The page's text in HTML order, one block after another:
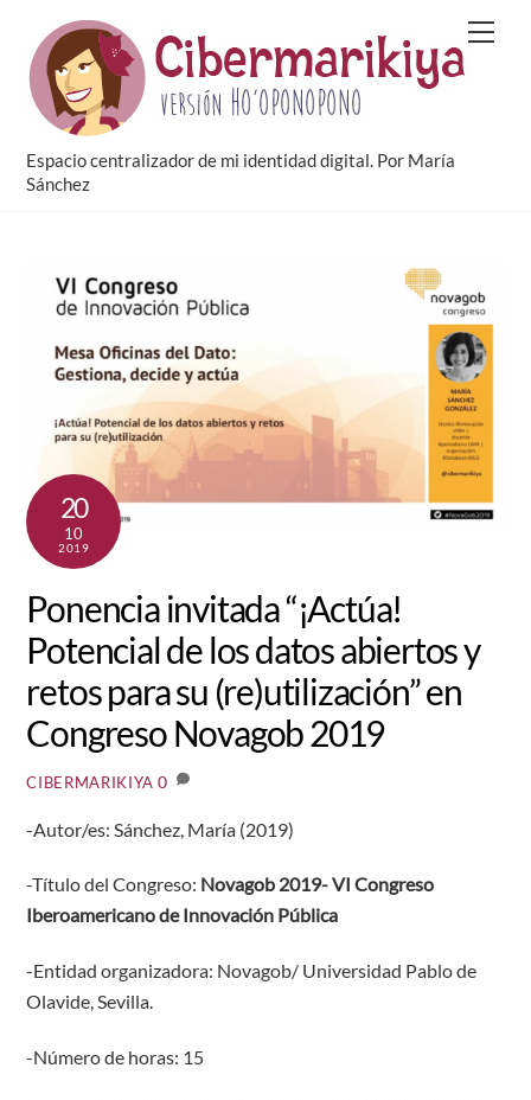
content
Espacio centralizador de mi identidad digital. Por María
Sánchez
20
10
2019
Ponencia invitada “¡Actúa!
Potencial de los datos abiertos y
retos para su (re)utilización” en
Congreso Novagob 2019
CIBERMARIKIYA 0
-Autor/es: Sánchez, María (2019)
-Título del Congreso: Novagob 2019- VI Congreso
Iberoamericano de Innovación Pública
-Entidad organizadora: Novagob/ Universidad Pablo de
Olavide, Sevilla.
-Número de horas: 15